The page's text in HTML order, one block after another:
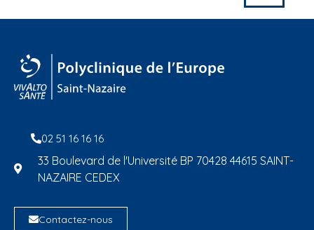
02 51 16 16 16
33 Boulevard de l'Université BP 70428 44615 SAINT-
NAZAIRE CEDEX
Contactez-nous